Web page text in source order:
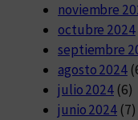
noviembre
octubre 2024
septiembre
agosto 2024
julio 2024 (6)
junio 2024 (7)